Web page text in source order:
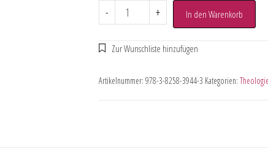
- + In den Warenkorb
Artikelnummer: 978-3-8258-3944-3 Kategorien: Theologie